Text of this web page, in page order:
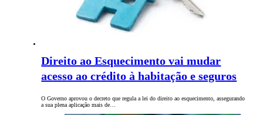
Direito ao Esquecimento vai mudar
acesso ao crédito à habitação e seguros
O Governo aprovou o decreto que regula a lei do direito ao esquecimento, assegurando
a sua plena aplicação mais de…